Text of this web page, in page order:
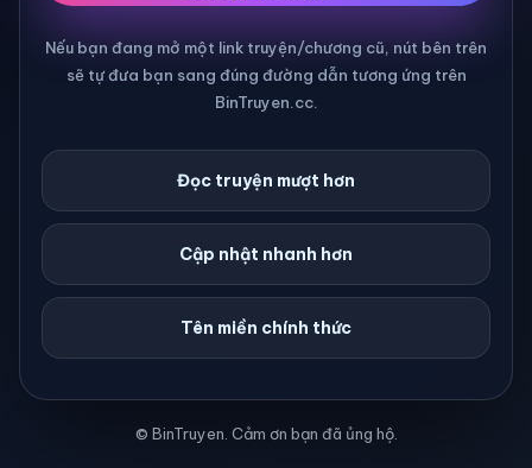
Nếu bạn đang mở một link truyện/chương cũ, nút bên trên
sẽ tự đưa bạn sang đúng đường dẫn tương ứng trên
BinTruyen.cc.
Đọc truyện mượt hơn
Cập nhật nhanh hơn
Tên miền chính thức
© BinTruyen. Cảm ơn bạn đã ủng hộ.